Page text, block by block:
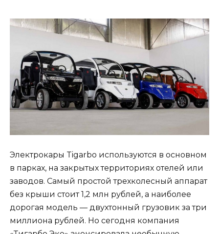
Электрокары Tigarbo используются в основном
в парках, на закрытых территориях отелей или
заводов. Самый простой трехколесный аппарат
без крыши стоит 1,2 млн рублей, а наиболее
дорогая модель — двухтонный грузовик за три
миллиона рублей. Но сегодня компания